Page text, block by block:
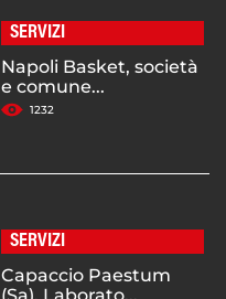
SERVIZI
Napoli Basket, società
e comune...
1232
SERVIZI
Capaccio Paestum